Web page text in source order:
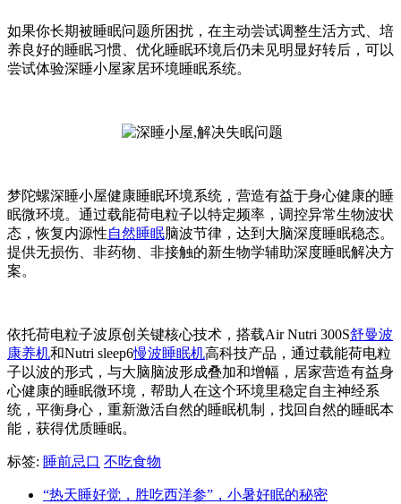
如果你长期被睡眠问题所困扰，在主动尝试调整生活方式、培
养良好的睡眠习惯、优化睡眠环境后仍未见明显好转后，可以
尝试体验深睡小屋家居环境睡眠系统。
梦陀螺深睡小屋健康睡眠环境系统，营造有益于身心健康的睡
眠微环境。通过载能荷电粒子以特定频率，调控异常生物波状
态，恢复内源性自然睡眠脑波节律，达到大脑深度睡眠稳态。
提供无损伤、非药物、非接触的新生物学辅助深度睡眠解决方
案。
依托荷电粒子波原创关键核心技术，搭载Air Nutri 300S舒曼波
康养机和Nutri sleep6慢波睡眠机高科技产品，通过载能荷电粒
子以波的形式，与大脑脑波形成叠加和增幅，居家营造有益身
心健康的睡眠微环境，帮助人在这个环境里稳定自主神经系
统，平衡身心，重新激活自然的睡眠机制，找回自然的睡眠本
能，获得优质睡眠。
标签: 睡前忌口 不吃食物
“热天睡好觉，胜吃西洋参”，小暑好眠的秘密